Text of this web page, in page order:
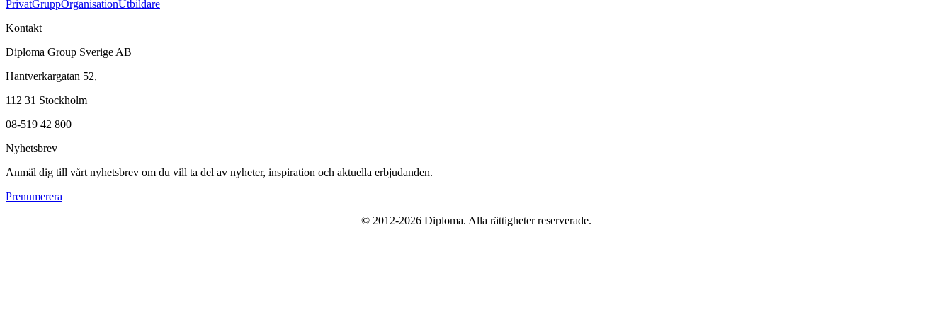
PrivatGruppOrganisationUtbildare
Kontakt
Diploma Group Sverige AB
Hantverkargatan 52,
112 31 Stockholm
08-519 42 800
Nyhetsbrev
Anmäl dig till vårt nyhetsbrev om du vill ta del av nyheter, inspiration och aktuella erbjudanden.
Prenumerera
© 2012-2026Diploma. Alla rättigheter reserverade.